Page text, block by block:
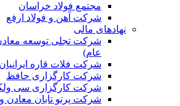
مجتمع فولاد خراسان
شرکت آهن و فولاد ارفع
نهادهای مالی
شرکت تجلی توسعه
عام)
شرکت فلات قاره ایرانیان
شرکت کارگزاری حافظ
شرکت کارگزاری سی
شرکت پرتو تابان معادن